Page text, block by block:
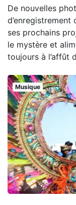
De nouvelles
ses prochains
le mystère et
toujours à l’affût
Musique